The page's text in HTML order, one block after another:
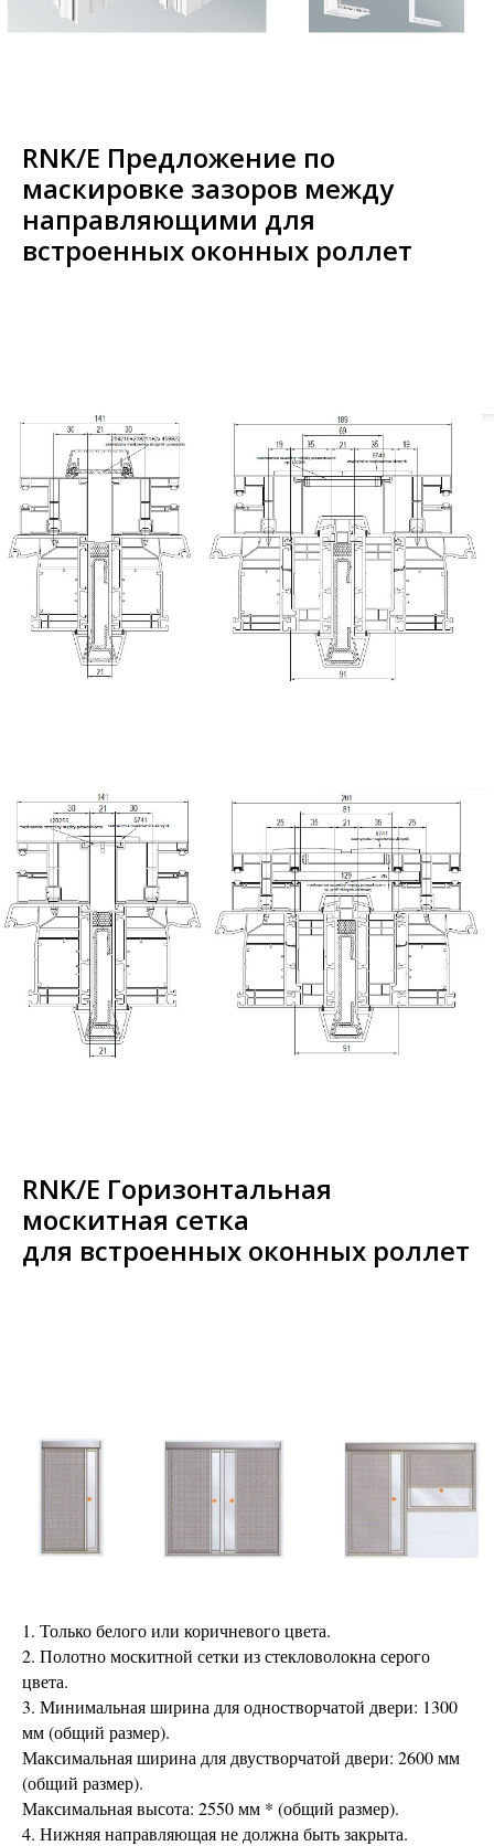
RNK/E Предложение по
маскировке зазоров между
направляющими для
встроенных оконных роллет
RNK/E Горизонтальная
москитная сетка
для встроенных оконных роллет
1. Только белого или коричневого цвета.
2. Полотно москитной сетки из стекловолокна серого
цвета.
3. Минимальная ширина для одностворчатой двери: 1300
мм (общий размер).
Максимальная ширина для двустворчатой двери: 2600 мм
(общий размер).
Максимальная высота: 2550 мм * (общий размер).
4. Нижняя направляющая не должна быть закрыта.